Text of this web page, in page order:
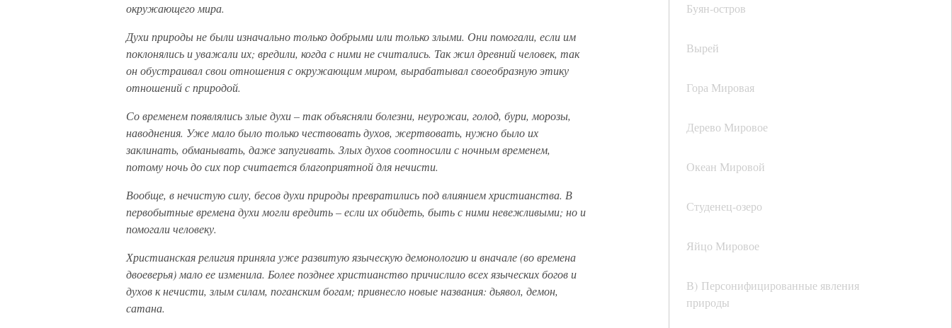
Буян-остров
Вырей
Гора Мировая
Дерево Мировое
Океан Мировой
Студенец-озеро
Яйцо Мировое
В) Персонифицированные явления
природы
окружающего мира.
Духи природы не были изначально только добрыми или только злыми. Они помогали, если им
поклонялись и уважали их; вредили, когда с ними не считались. Так жил древний человек, так
он обустраивал свои отношения с окружающим миром, вырабатывал своеобразную этику
отношений с природой.
Со временем появлялись злые духи – так объясняли болезни, неурожаи, голод, бури, морозы,
наводнения. Уже мало было только чествовать духов, жертвовать, нужно было их
заклинать, обманывать, даже запугивать. Злых духов соотносили с ночным временем,
потому ночь до сих пор считается благоприятной для нечисти.
Вообще, в нечистую силу, бесов духи природы превратились под влиянием христианства. В
первобытные времена духи могли вредить – если их обидеть, быть с ними невежливыми; но и
помогали человеку.
Христианская религия приняла уже развитую языческую демонологию и вначале (во времена
двоеверья) мало ее изменила. Более позднее христианство причислило всех языческих богов и
духов к нечисти, злым силам, поганским богам; привнесло новые названия: дьявол, демон,
сатана.